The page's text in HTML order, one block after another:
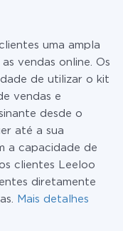
Mais
uma ampla
vendas online. Os
de utilizar o kit
vendas e
desde o
até a sua
a capacidade de
clientes Leeloo
diretamente
Mais detalhes